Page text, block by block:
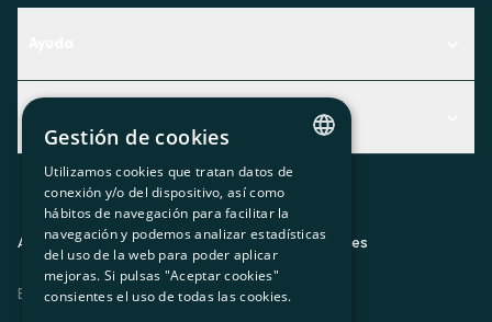
Descubre qué servicio te encaja mejor
Contacto
Actualidad
El rincón de la socia
Prensa
Trabaja con nosotros
Aviso legalPolítica de privacidadPolítica de cookies
ES CAGLEU
CATALAN
SPANISH
GL
BASQUE
Gestión de cookies
Utilizamos cookies que tratan datos de
conexión y/o del dispositivo, así como
hábitos de navegación para facilitar la
navegación y podemos analizar estadísticas
del uso de la web para poder aplicar
mejoras. Si pulsas "Aceptar cookies"
consientes el uso de todas las cookies.